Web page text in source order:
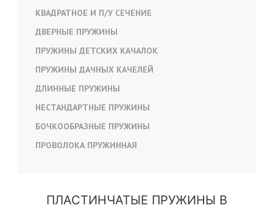
КВАДРАТНОЕ И П/У СЕЧЕНИЕ
ДВЕРНЫЕ ПРУЖИНЫ
ПРУЖИНЫ ДЕТСКИХ КАЧАЛОК
ПРУЖИНЫ ДАЧНЫХ КАЧЕЛЕЙ
ДЛИННЫЕ ПРУЖИНЫ
НЕСТАНДАРТНЫЕ ПРУЖИНЫ
БОЧКООБРАЗНЫЕ ПРУЖИНЫ
ПРОВОЛОКА ПРУЖИННАЯ
ПЛАСТИНЧАТЫЕ ПРУЖИНЫ В